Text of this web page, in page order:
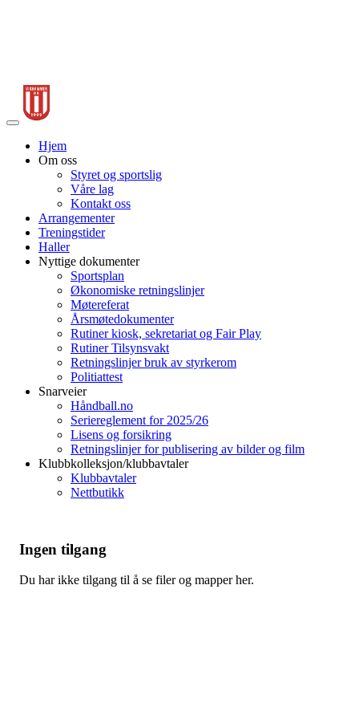
Veksle
navigasjon
Hjem
Om oss
Styret og sportslig
Våre lag
Kontakt oss
Arrangementer
Treningstider
Haller
Nyttige dokumenter
Sportsplan
Økonomiske retningslinjer
Møtereferat
Årsmøtedokumenter
Rutiner kiosk, sekretariat og Fair Play
Rutiner Tilsynsvakt
Retningslinjer bruk av styrkerom
Politiattest
Snarveier
Håndball.no
Seriereglement for 2025/26
Lisens og forsikring
Retningslinjer for publisering av bilder og film
Klubbkolleksjon/klubbavtaler
Klubbavtaler
Nettbutikk
Ingen tilgang
Du har ikke tilgang til å se filer og mapper her.